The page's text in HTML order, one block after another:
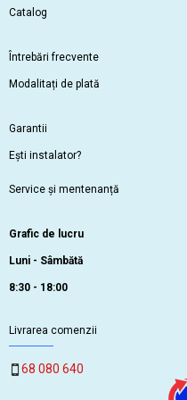
Catalog
Întrebări frecvente
Modalitați de plată
Garantii
Ești instalator?
Service și mentenanță
Grafic de lucru
Luni - Sâmbătă
8:30 - 18:00
Livrarea comenzii
68 080 640